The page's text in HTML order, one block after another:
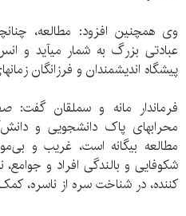
وی همچنین افزود: مطالعه،
عبادتی بزرگ به شمار می‏آید و
پیشگاه اندیشمندان و فرزانگان
فرماندار مانه و سملقان گفت:
محراب‏های پاک دانشجویی و
مطالعه بیگانه است، غریب و
شکوفایی و بالندگی افراد و
کننده، در شناخت سره از ناسره،